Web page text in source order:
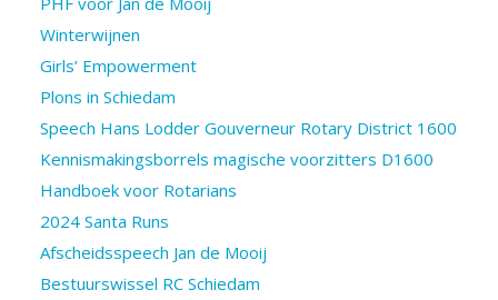
Winterwijnen
Girls’ Empowerment
Plons in Schiedam
Speech Hans Lodder Gouverneur Rotary District 1600
Kennismakingsborrels magische voorzitters D1600
Handboek voor Rotarians
2024 Santa Runs
Afscheidsspeech Jan de Mooij
Bestuurswissel RC Schiedam